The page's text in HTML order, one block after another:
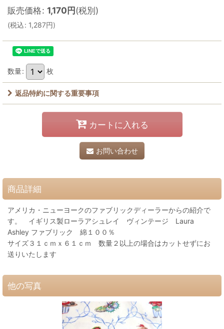
販売価格: 1,170円(税別)
(税込: 1,287円)
数量: 枚
返品特約に関する重要事項
カートに入れる
お問い合わせ
商品詳細
アメリカ・ニューヨークのファブリックディーラーからの紹介で
す。 イギリス製ローラアシュレイ ヴィンテージ Laura
Ashley ファブリック 綿１００％
サイズ３１ｃｍｘ６１ｃｍ 数量２以上の場合はカットせずにお
送りいたします
他の写真